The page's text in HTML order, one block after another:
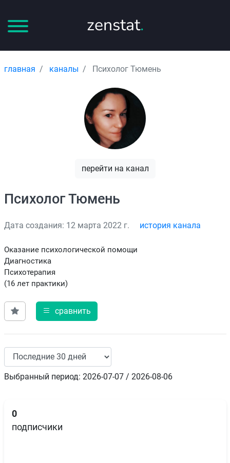
zenstat.
главная каналы Психолог Тюмень
перейти на канал
Психолог Тюмень
Дата создания: 12 марта 2022 г. история канала
Оказание психологической помощи
Диагностика
Психотерапия
(16 лет практики)
сравнить
Выбранный период: 2026-07-07 / 2026-08-06
0
подписчики